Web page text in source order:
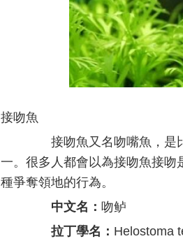
接吻魚
接吻魚又名吻嘴魚，是比
一。很多人都會以為接吻魚接
種爭奪領地的行為。
中文名： 吻鲈
拉丁學名： Helostoma